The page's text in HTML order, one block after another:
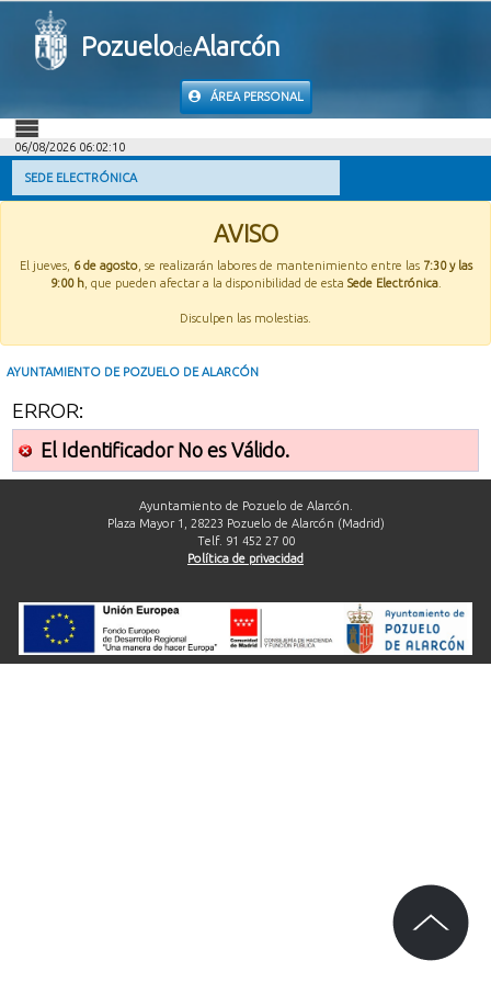
PozuelodeAlarcón
ÁREA PERSONAL
INICIO
INFORMACIÓN PÚBLICA
MI CARPETA
06/08/2026 06:02:10
SEDE ELECTRÓNICA
AVISO
El jueves, 6 de agosto, se realizarán labores de mantenimiento entre las 7:30 y las
9:00 h, que pueden afectar a la disponibilidad de esta Sede Electrónica.
Disculpen las molestias.
AYUNTAMIENTO DE POZUELO DE ALARCÓN
ERROR:
El Identificador No es Válido.
Ayuntamiento de Pozuelo de Alarcón.
Plaza Mayor 1, 28223 Pozuelo de Alarcón (Madrid)
Telf. 91 452 27 00
Política de privacidad